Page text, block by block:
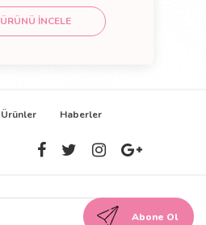
ÜRÜNÜ İNCELE
Ürünler Haberler